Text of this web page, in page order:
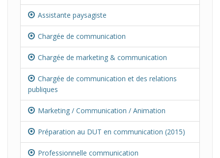
Assistante paysagiste
Chargée de communication
Chargée de marketing & communication
Chargée de communication et des relations
publiques
Marketing / Communication / Animation
Préparation au DUT en communication (2015)
Professionnelle communication